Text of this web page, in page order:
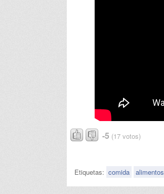
-5 (17 votos)
Etiquetas: comida alimentos